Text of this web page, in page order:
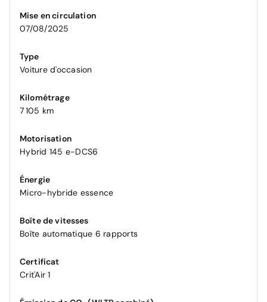
Mise en circulation
07/08/2025
Type
Voiture d'occasion
Kilométrage
7 105 km
Motorisation
Hybrid 145 e-DCS6
Énergie
Micro-hybride essence
Boîte de vitesses
Boîte automatique 6 rapports
Certificat
Crit'Air 1